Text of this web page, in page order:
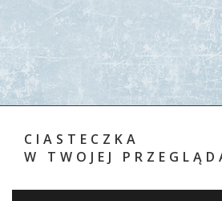
CIASTECZKA
W TWOJEJ